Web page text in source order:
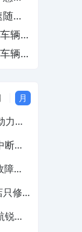
后
辆出
辆出
月
力受
断，
，
只修
锐